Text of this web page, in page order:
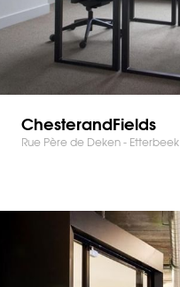
ChesterandFields
Rue Père de Deken - Etterbeek